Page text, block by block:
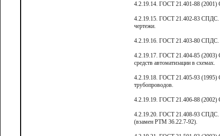
4.2.19.14. ГОСТ 21.401-88 (2001)
4.2.19.15. ГОСТ 21.402-83 СПДС.
чертежи.
4.2.19.16. ГОСТ 21.403-80 СПДС.
4.2.19.17. ГОСТ 21.404-85 (2003)
средств автоматизации в схемах.
4.2.19.18. ГОСТ 21.405-93 (1995)
трубопроводов.
4.2.19.19. ГОСТ 21.406-88 (2002)
4.2.19.20. ГОСТ 21.408-93 СПДС.
(взамен РТМ 36.22.7-92).